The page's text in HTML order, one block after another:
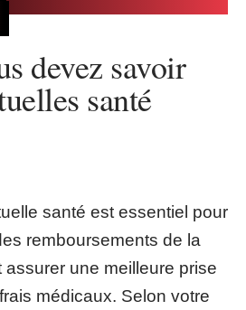
devez savoir
santé
santé est essentiel pour
remboursements de la
assurer une meilleure prise
médicaux. Selon votre